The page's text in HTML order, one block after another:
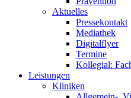
Aktuelles
Pressekontakt
Mediathek
Digitalflyer
Termine
Kollegial:
Leistungen
Kliniken